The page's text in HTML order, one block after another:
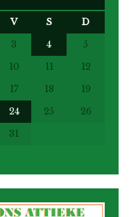
V S
D
3 4
5
10 11
12
17 18
19
24 25
26
31